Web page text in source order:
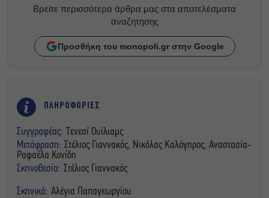
Βρείτε περισσότερα άρθρα μας στα αποτελέσματα
αναζητησης
Προσθήκη του monopoli.gr στην Google
ΠΛΗΡΟΦΟΡΙΕΣ
Συγγραφέας:
Τενεσί Ουίλιαμς
Μετάφραση: Στέλιος Γιαννακός, Νικόλας Καλόγηρος, Αναστασία-
Ραφαέλα Κονίδη
Σκηνοθεσία: Στέλιος Γιαννακός
Σκηνικά: Αλέγια Παπαγεωργίου